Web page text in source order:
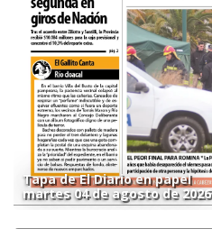
Tapa de El Diario en papel
martes 04 de agosto de 2026